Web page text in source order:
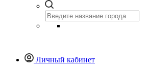
Личный кабинет